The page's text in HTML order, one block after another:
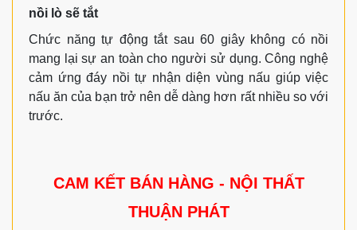
nồi lò sẽ tắt
Chức năng tự động tắt sau 60 giây không có nồi
mang lại sự an toàn cho người sử dụng. Công nghệ
cảm ứng đáy nồi tự nhận diện vùng nấu giúp việc
nấu ăn của bạn trở nên dễ dàng hơn rất nhiều so với
trước.
CAM KẾT BÁN HÀNG - NỘI THẤT
THUẬN PHÁT